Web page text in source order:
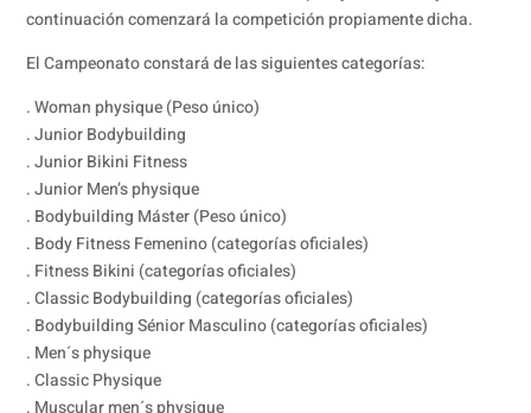
continuación comenzará la competición propiamente dicha.
El Campeonato constará de las siguientes categorías:
. Woman physique (Peso único)
. Junior Bodybuilding
. Junior Bikini Fitness
. Junior Men’s physique
. Bodybuilding Máster (Peso único)
. Body Fitness Femenino (categorías oficiales)
. Fitness Bikini (categorías oficiales)
. Classic Bodybuilding (categorías oficiales)
. Bodybuilding Sénior Masculino (categorías oficiales)
. Men´s physique
. Classic Physique
. Muscular men´s physique